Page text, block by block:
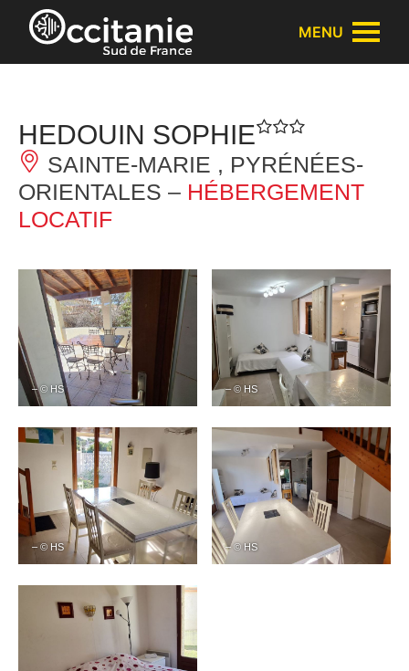
Panneau de gestion des cookies
MENU
HEDOUIN SOPHIE
SAINTE-MARIE , PYRÉNÉES-
ORIENTALES – HÉBERGEMENT
LOCATIF
– © HS – © HS
– © HS – © HS